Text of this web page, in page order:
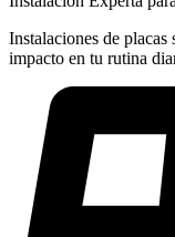
Instalaciones de placas
impacto en tu rutina